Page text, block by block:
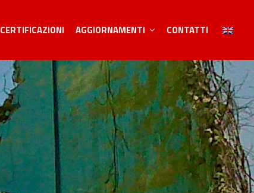
CERTIFICAZIONI AGGIORNAMENTI CONTATTI